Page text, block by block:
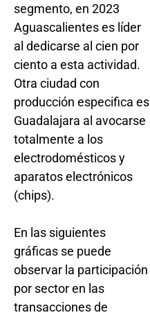
segmento, en 2023
Aguascalientes es líder
al dedicarse al cien por
ciento a esta actividad.
Otra ciudad con
producción especifica es
Guadalajara al avocarse
totalmente a los
electrodomésticos y
aparatos electrónicos
(chips).
En las siguientes
gráficas se puede
observar la participación
por sector en las
transacciones de